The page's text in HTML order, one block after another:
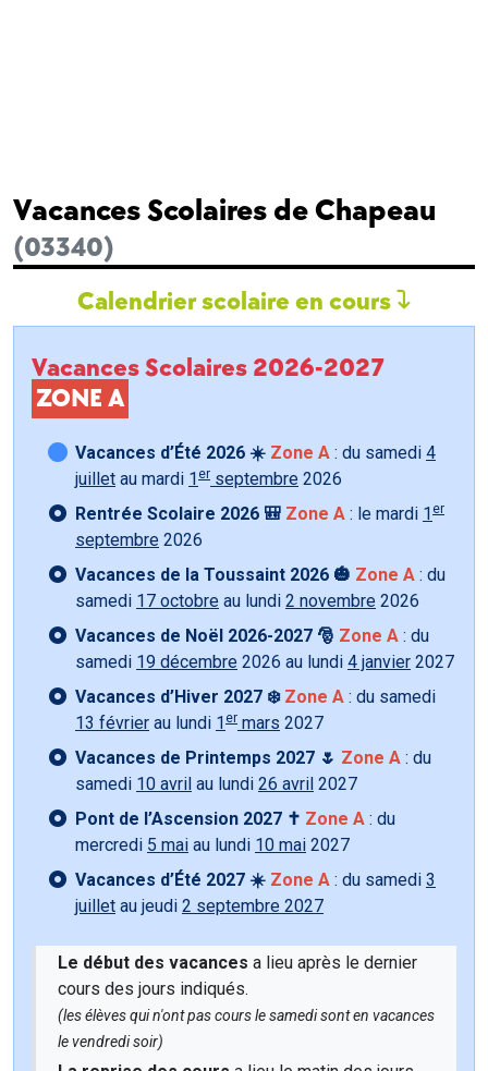
Vacances Scolaires de Chapeau
(03340)
Calendrier scolaire en cours
Vacances Scolaires 2026-2027
ZONE A
Vacances d’Été 2026 ☀️ Zone A : du samedi 4
juillet au mardi 1 er septembre 2026
Rentrée Scolaire 2026 🎒 Zone A : le mardi 1 er
septembre 2026
Vacances de la Toussaint 2026 🎃 Zone A : du
samedi 17 octobre au lundi 2 novembre 2026
Vacances de Noël 2026-2027 🎅 Zone A : du
samedi 19 décembre 2026 au lundi 4 janvier 2027
Vacances d’Hiver 2027 ❄️ Zone A : du samedi
13 février au lundi 1 er mars 2027
Vacances de Printemps 2027 🌷 Zone A : du
samedi 10 avril au lundi 26 avril 2027
Pont de l’Ascension 2027 ✝️ Zone A : du
mercredi 5 mai au lundi 10 mai 2027
Vacances d’Été 2027 ☀️ Zone A : du samedi 3
juillet au jeudi 2 septembre 2027
Le début des vacances a lieu après le dernier
cours des jours indiqués.
(les élèves qui n'ont pas cours le samedi sont en vacances
le vendredi soir)